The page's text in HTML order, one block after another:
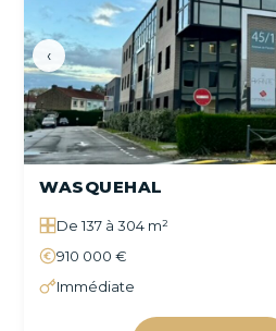
‹
WASQUEHAL
De 137 à 304 m²
910 000 €
Immédiate